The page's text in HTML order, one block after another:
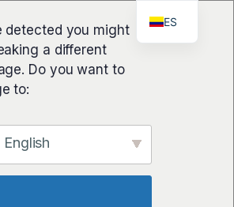
detected you might
a different
Do you want to
to:
English
ES